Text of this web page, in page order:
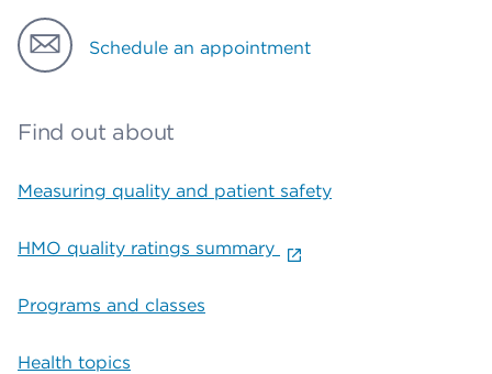
Schedule an appointment
Find out about
Measuring quality and patient safety
HMO quality ratings summary
Programs and classes
Health topics